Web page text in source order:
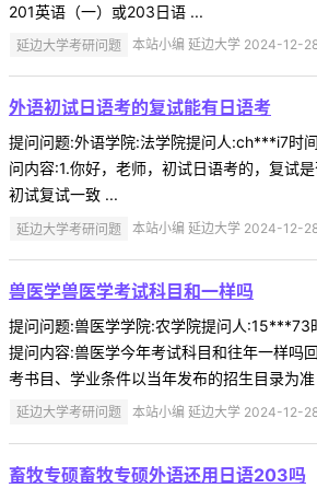
201英语（一）或203日语 ...
延边大学考研问题 本站小编 延边大学 2024-12-
外语初试日语考的复试能有日语考
提问问题:外语学院:法学院提问人:ch***i7
问内容:1.你好，老师，初试日语考的，复试
初试复试一致 ...
延边大学考研问题 本站小编 延边大学 2024-12-
兽医学兽医学考试科目和一样吗
提问问题:兽医学学院:农学院提问人
提问内容:兽医学今年考试科目和往年一样吗
考书目、学业条件以当年发布的招生目录为
延边大学考研问题 本站小编 延边大学 2024-12-
畜牧专硕畜牧专硕外语还用日语203吗